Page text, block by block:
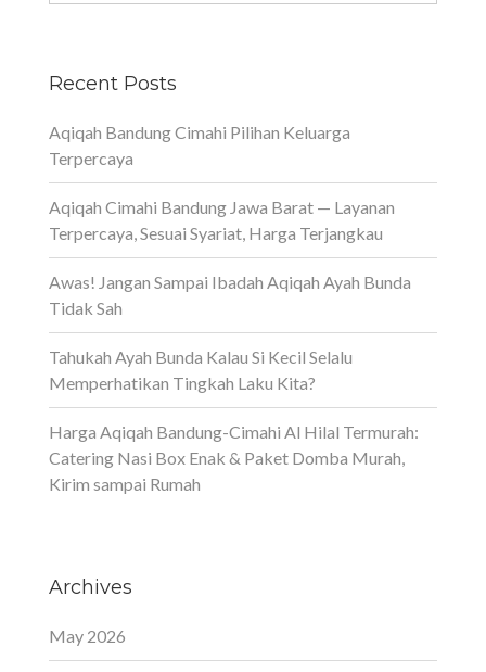
Recent Posts
Aqiqah Bandung Cimahi Pilihan Keluarga
Terpercaya
Aqiqah Cimahi Bandung Jawa Barat — Layanan
Terpercaya, Sesuai Syariat, Harga Terjangkau
Awas! Jangan Sampai Ibadah Aqiqah Ayah Bunda
Tidak Sah
Tahukah Ayah Bunda Kalau Si Kecil Selalu
Memperhatikan Tingkah Laku Kita?
Harga Aqiqah Bandung-Cimahi Al Hilal Termurah:
Catering Nasi Box Enak & Paket Domba Murah,
Kirim sampai Rumah
Archives
May 2026